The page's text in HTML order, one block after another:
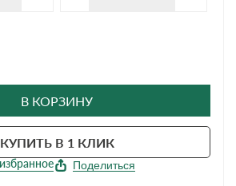
В КОРЗИНУ
КУПИТЬ В 1 КЛИК
Поделиться